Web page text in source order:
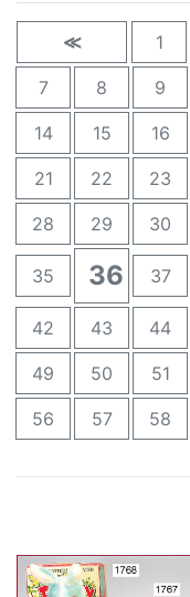
≪ 1
7 8 9
14 15 16
21 22 23
28 29 30
35 36 37
42 43 44
49 50 51
56 57 58